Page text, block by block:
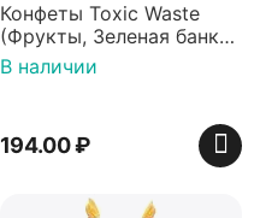
Конфеты Toxic Waste
(Фрукты, Зеленая банка,
42 гр).
В наличии
194.00₽